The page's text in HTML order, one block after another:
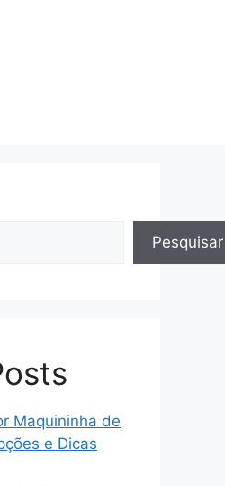
Pesquisar
Maquininha de
e Dicas